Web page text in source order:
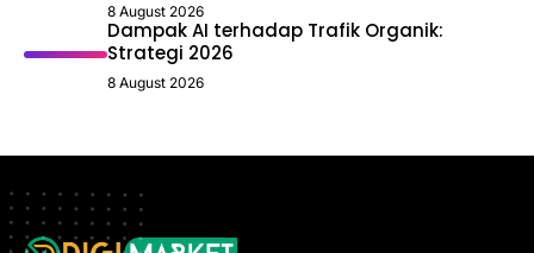
8 August 2026
Dampak AI terhadap Trafik Organik:
Strategi 2026
8 August 2026